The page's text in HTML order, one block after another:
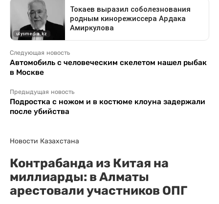
Следующая новость
Автомобиль с человеческим скелетом нашел рыбак
в Москве
Предыдущая новость
Подростка с ножом и в костюме клоуна задержали
после убийства
Новости Казахстана
Контрабанда из Китая на
миллиарды: в Алматы
арестовали участников ОПГ